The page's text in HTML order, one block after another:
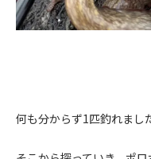
何も分からず1匹釣れまし